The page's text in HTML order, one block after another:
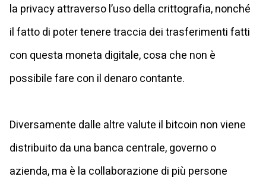
la privacy attraverso l’uso della crittografia, nonché
il fatto di poter tenere traccia dei trasferimenti fatti
con questa moneta digitale, cosa che non è
possibile fare con il denaro contante.
Diversamente dalle altre valute il bitcoin non viene
distribuito da una banca centrale, governo o
azienda, ma è la collaborazione di più persone